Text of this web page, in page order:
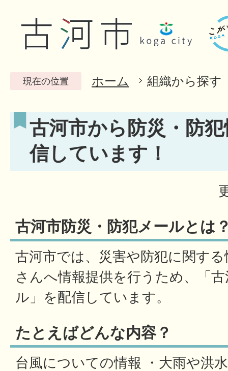
現在の位置 ホーム 組織から探す
古河市から防災・防
信しています！
古河市防災・防犯メールとは
古河市では、災害や防犯に関す
さんへ情報提供を行うため、「
ル」を配信しています。
たとえばどんな内容？
台風についての情報 ・大雨や洪